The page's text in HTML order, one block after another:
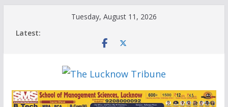
Tuesday, August 11, 2026
Latest: